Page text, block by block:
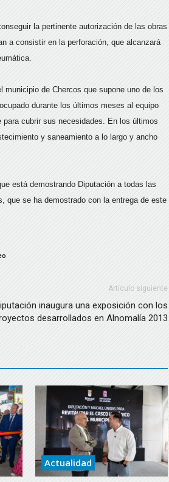
la pertinente autorización de las obras
a consistir en la perforación, que alcanzará
de Chercos que supone uno de los
durante los últimos meses al equipo
cubrir sus necesidades. En los últimos
y saneamiento a lo largo y ancho
está demostrando Diputación a todas las
que se ha demostrado con la entrega de este
Artículo siguiente
inaugura una exposición con los
desarrollados en Alnomalía 2013
Actualidad